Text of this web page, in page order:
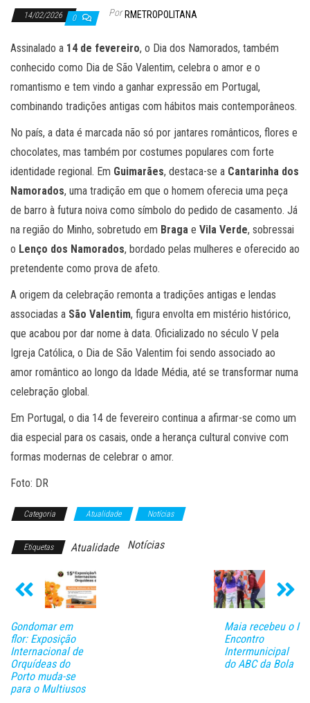
14/02/2026 0 Por RMETROPOLITANA
Assinalado a 14 de fevereiro, o Dia dos Namorados, também
conhecido como Dia de São Valentim, celebra o amor e o
romantismo e tem vindo a ganhar expressão em Portugal,
combinando tradições antigas com hábitos mais contemporâneos.
No país, a data é marcada não só por jantares românticos, flores e
chocolates, mas também por costumes populares com forte
identidade regional. Em Guimarães, destaca-se a Cantarinha dos
Namorados, uma tradição em que o homem oferecia uma peça
de barro à futura noiva como símbolo do pedido de casamento. Já
na região do Minho, sobretudo em Braga e Vila Verde, sobressai
o Lenço dos Namorados, bordado pelas mulheres e oferecido ao
pretendente como prova de afeto.
A origem da celebração remonta a tradições antigas e lendas
associadas a São Valentim, figura envolta em mistério histórico,
que acabou por dar nome à data. Oficializado no século V pela
Igreja Católica, o Dia de São Valentim foi sendo associado ao
amor romântico ao longo da Idade Média, até se transformar numa
celebração global.
Em Portugal, o dia 14 de fevereiro continua a afirmar-se como um
dia especial para os casais, onde a herança cultural convive com
formas modernas de celebrar o amor.
Foto: DR
Categoria Atualidade Notícias
Etiquetas Atualidade Notícias
Gondomar em
flor: Exposição
Internacional de
Orquídeas do
Porto muda-se
para o Multiusos
Maia recebeu o I
Encontro
Intermunicipal
do ABC da Bola